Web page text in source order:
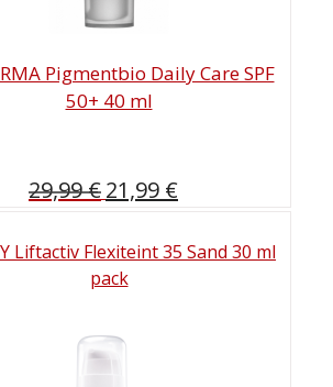
Pigmentbio Daily Care SPF
50+ 40 ml
29,99€ Ursprünglicher
29,99 €
21,99 €
21,99 €.